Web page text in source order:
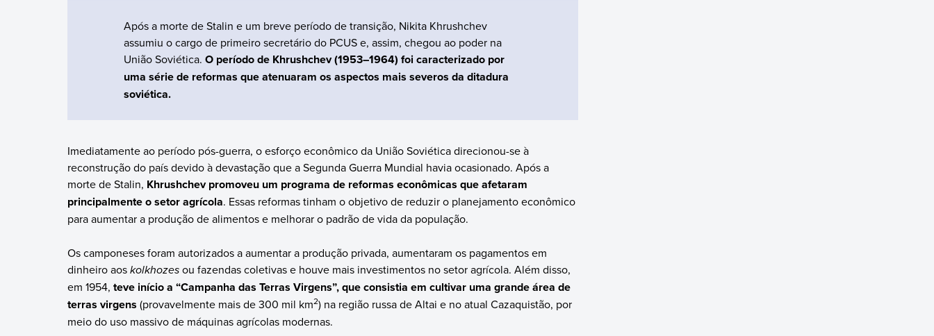
Após a morte de Stalin e um breve período de transição, Nikita Khrushchev
assumiu o cargo de primeiro secretário do PCUS e, assim, chegou ao poder na
União Soviética. O período de Khrushchev (1953–1964) foi caracterizado por
uma série de reformas que atenuaram os aspectos mais severos da ditadura
soviética.
Imediatamente ao período pós-guerra, o esforço econômico da União Soviética direcionou-se à
reconstrução do país devido à devastação que a Segunda Guerra Mundial havia ocasionado. Após a
morte de Stalin, Khrushchev promoveu um programa de reformas econômicas que afetaram
principalmente o setor agrícola. Essas reformas tinham o objetivo de reduzir o planejamento econômico
para aumentar a produção de alimentos e melhorar o padrão de vida da população.
Os camponeses foram autorizados a aumentar a produção privada, aumentaram os pagamentos em
dinheiro aoskolkhozesou fazendas coletivas e houve mais investimentos no setor agrícola. Além disso,
em 1954, teve início a “Campanha das Terras Virgens”, que consistia em cultivar uma grande área de
terras virgens (provavelmente mais de 300 mil km2) na região russa de Altai e no atual Cazaquistão, por
meio do uso massivo de máquinas agrícolas modernas.